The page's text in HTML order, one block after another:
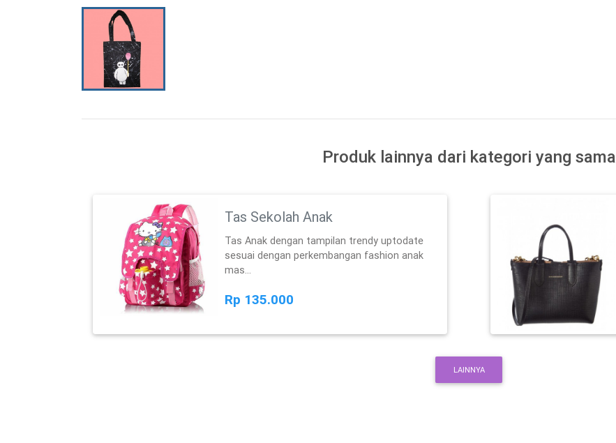
Produk lainnya dari kategori yang sama
Tas Sekolah Anak
Tas Anak dengan tampilan trendy uptodate
sesuai dengan perkembangan fashion anak
mas...
Rp 135.000
LAINNYA